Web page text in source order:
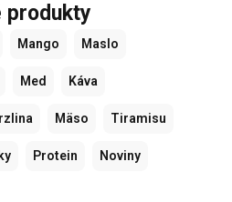
produkty
Mango Maslo
Med Káva
Mäso Tiramisu
Protein Noviny